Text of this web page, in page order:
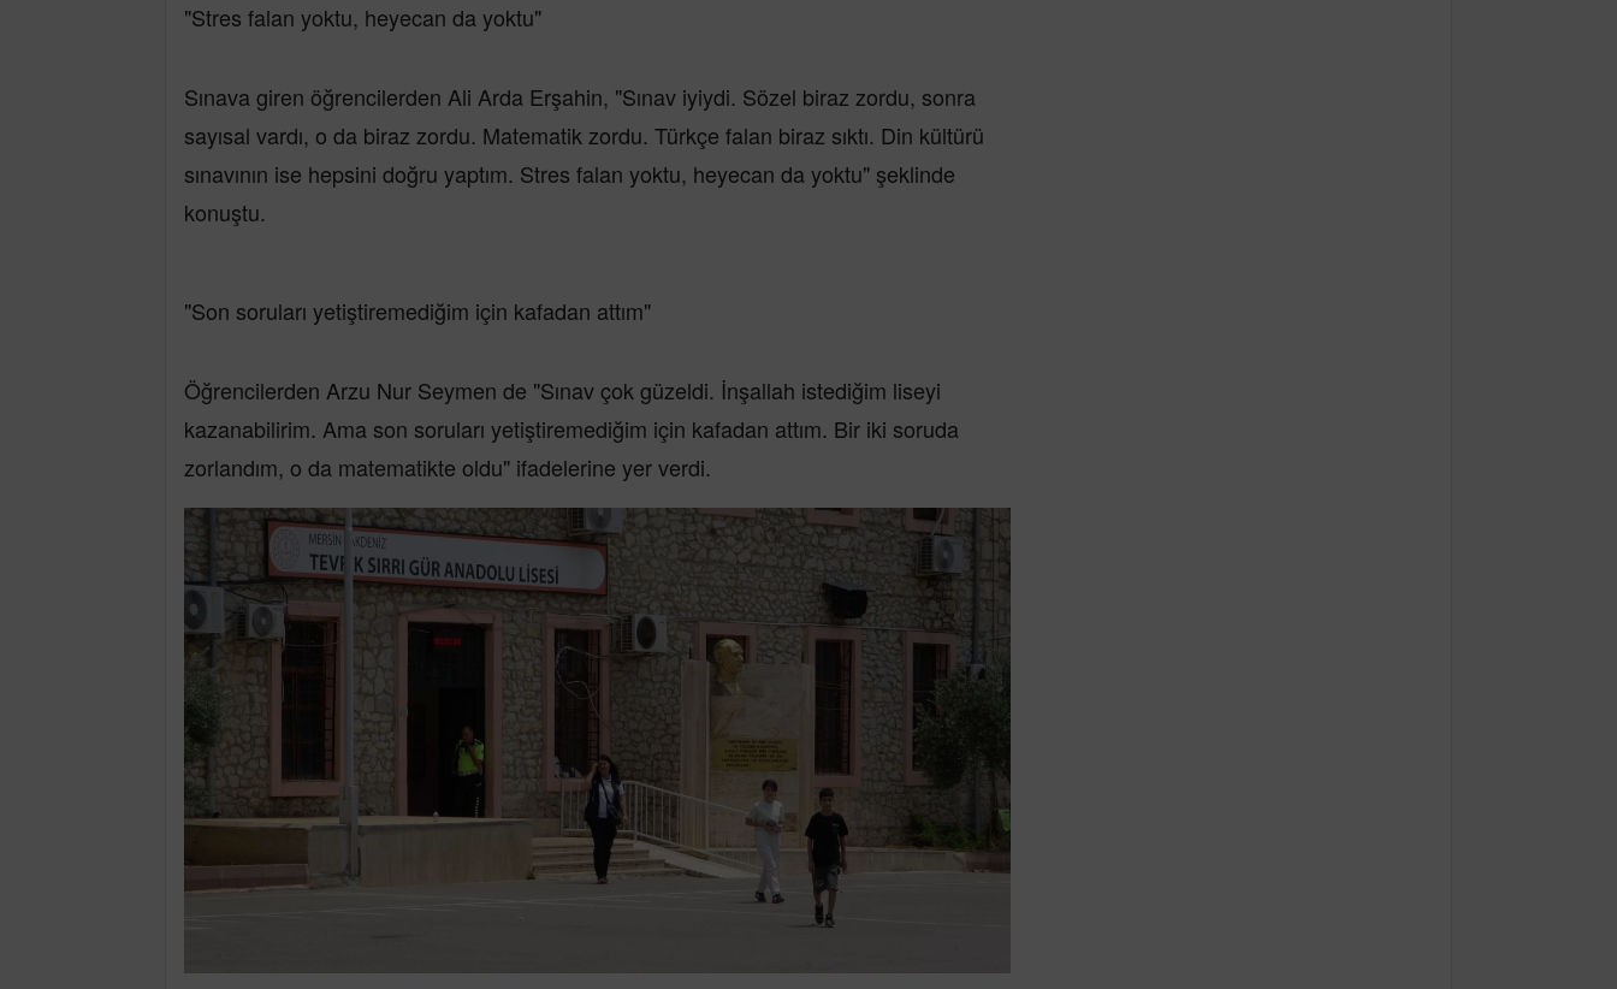
"Stres falan yoktu, heyecan da yoktu"
Sınava giren öğrencilerden Ali Arda Erşahin, "Sınav iyiydi. Sözel biraz zordu, sonra
sayısal vardı, o da biraz zordu. Matematik zordu. Türkçe falan biraz sıktı. Din kültürü
sınavının ise hepsini doğru yaptım. Stres falan yoktu, heyecan da yoktu" şeklinde
konuştu.
"Son soruları yetiştiremediğim için kafadan attım"
Öğrencilerden Arzu Nur Seymen de "Sınav çok güzeldi. İnşallah istediğim liseyi
kazanabilirim. Ama son soruları yetiştiremediğim için kafadan attım. Bir iki soruda
zorlandım, o da matematikte oldu" ifadelerine yer verdi.